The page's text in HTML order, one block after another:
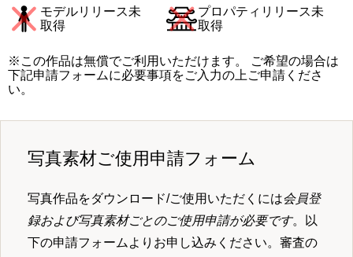
モデルリリース未
取得
プロパティリリース未
取得
※この作品は無償でご利用いただけます。 ご希望の場合は
下記申請フォームに必要事項をご入力の上ご申請くださ
い。
写真素材ご使用申請フォーム
写真作品をダウンロード/ご使用いただくには会員登
録および写真素材ごとのご使用申請が必要です。以
下の申請フォームよりお申し込みください。審査の